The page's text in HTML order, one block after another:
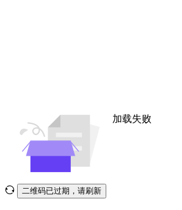
加载失败
二维码已过期，请刷新